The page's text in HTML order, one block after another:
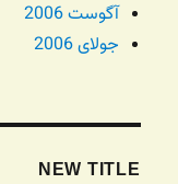
آگوست 2006
جولای 2006
NEW TITLE